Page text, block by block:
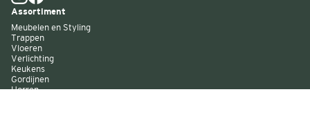
Assortiment
Meubelen en Styling
Trappen
Vloeren
Verlichting
Keukens
Gordijnen
Horren